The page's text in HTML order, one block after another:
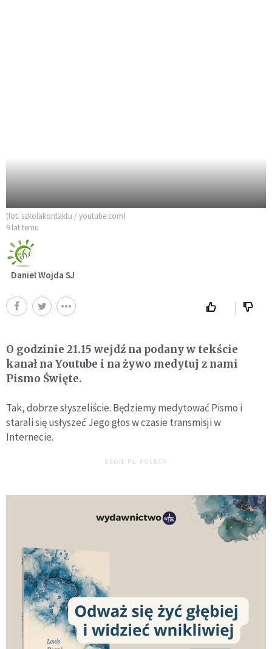
(fot. szkolakontaktu / youtube.com)
9 lat temu
Daniel Wojda SJ
O godzinie 21.15 wejdź na podany w tekście
kanał na Youtube i na żywo medytuj z nami
Pismo Święte.
Tak, dobrze słyszeliście. Będziemy medytować Pismo i
starali się usłyszeć Jego głos w czasie transmisji w
Internecie.
DEON.PL POLECA